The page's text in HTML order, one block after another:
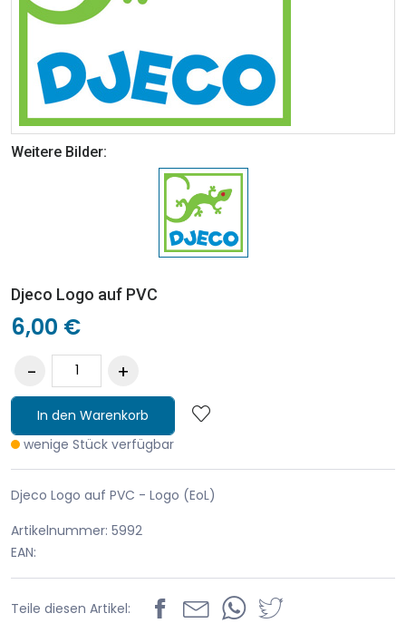
Weitere Bilder:
Djeco Logo auf PVC
6,00 €
In den Warenkorb
wenige Stück verfügbar
Djeco Logo auf PVC - Logo (EoL)
Artikelnummer: 5992
EAN:
Teile diesen Artikel: